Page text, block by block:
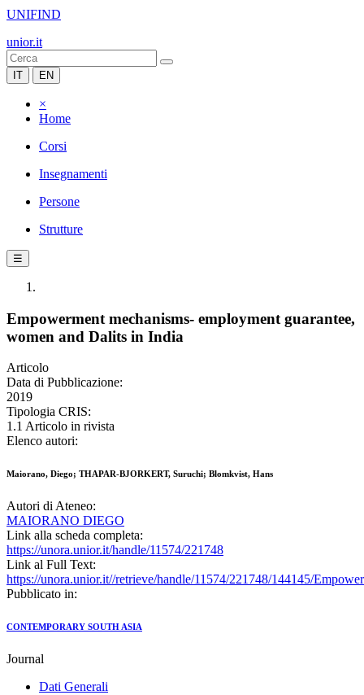
UNIFIND
unior.it
IT EN
×
Home
Corsi
Insegnamenti
Persone
Strutture
☰
Empowerment mechanisms- employment guarantee,
women and Dalits in India
Articolo
Data di Pubblicazione:
2019
Tipologia CRIS:
1.1 Articolo in rivista
Elenco autori:
Maiorano, Diego; THAPAR-BJORKERT, Suruchi; Blomkvist, Hans
Autori di Ateneo:
MAIORANO DIEGO
Link alla scheda completa:
https://unora.unior.it/handle/11574/221748
Link al Full Text:
https://unora.unior.it//retrieve/handle/11574/221748/144145/
Pubblicato in:
CONTEMPORARY SOUTH ASIA
Journal
Dati Generali